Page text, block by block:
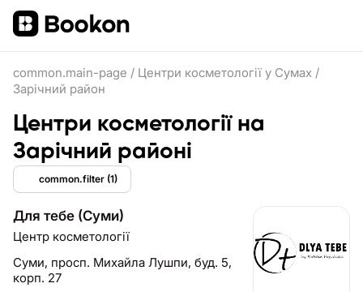
common.main-page / Центри косметології у Сумах /
Зарічний район
Центри косметології на
Зарічний районі
common.filter (1)
Для тебе (Суми)
Центр косметології
Суми, просп. Михайла Лушпи, буд. 5,
корп. 27